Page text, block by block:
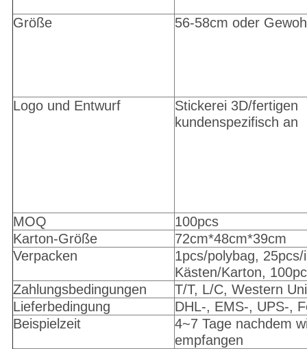
Größe 56-58cm oder
Logo und Entwurf
Stickerei 3D/fertigen
kundenspezifisch an
MOQ
100pcs
Karton-Größe
72cm*48cm*39cm
Verpacken
1pcs/polybag,
Kästen/Karton,
Zahlungsbedingungen
T/T, L/C, Western
Lieferbedingung
DHL-, EMS-, UPS-,
Beispielzeit
4~7 Tage nachdem
empfangen